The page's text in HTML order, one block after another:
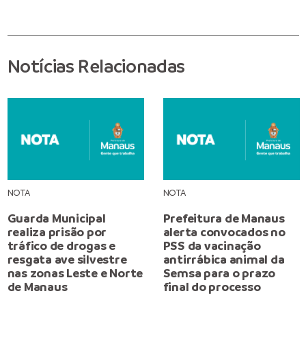
Notícias Relacionadas
NOTA
Guarda Municipal
realiza prisão por
tráfico de drogas e
resgata ave silvestre
nas zonas Leste e Norte
de Manaus
NOTA
Prefeitura de Manaus
alerta convocados no
PSS da vacinação
antirrábica animal da
Semsa para o prazo
final do processo